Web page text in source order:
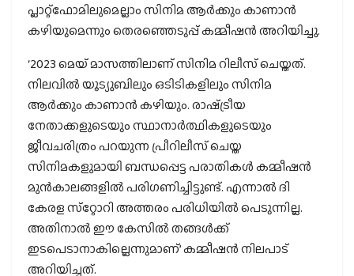
പ്ലാറ്റ്‌ഫോമിലുമെല്ലാം സിനിമ ആര്‍ക്കും കാണാന്‍
കഴിയുമെന്നും തെരഞ്ഞെടുപ്പ് കമ്മീഷന്‍ അറിയിച്ചു.
‘2023 മെയ് മാസത്തിലാണ് സിനിമ റിലീസ് ചെയ്തത്.
നിലവില്‍ യൂട്യുബിലും ഒടിടികളിലും സിനിമ
ആര്‍ക്കും കാണാന്‍ കഴിയും. രാഷ്‌ട്രീയ
നേതാക്കളുടെയും സ്ഥാനാര്‍ത്ഥികളുടെയും
ജീവചരിത്രം പറയുന്ന പ്രീറിലീസ് ചെയ്ത
സിനിമകളുമായി ബന്ധപ്പെട്ട പരാതികള്‍ കമ്മീഷന്‍
മുന്‍കാലങ്ങളില്‍ പരിഗണിച്ചിട്ടുണ്ട്. എന്നാല്‍ ദി
കേരള സ്‌റ്റോറി അത്തരം പരിധിയില്‍ പെടുന്നില്ല.
അതിനാല്‍ ഈ കേസില്‍ തങ്ങള്‍ക്ക്
ഇടപെടാനാകില്ലെന്നുമാണ്’ കമ്മീഷന്‍ നിലപാട്
അറിയിച്ചത്.